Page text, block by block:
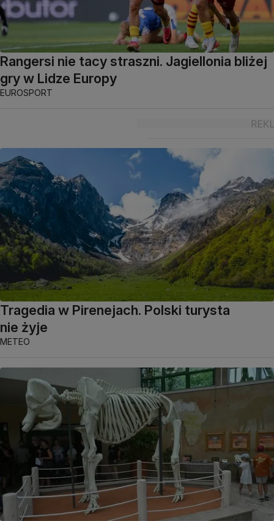
Rangersi nie tacy straszni. Jagiellonia bliżej
gry w Lidze Europy
EUROSPORT
Tragedia w Pirenejach. Polski turysta
nie żyje
METEO